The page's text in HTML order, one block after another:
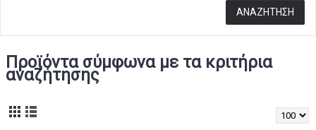
Προϊόντα σύμφωνα με τα κριτήρια
αναζήτησης